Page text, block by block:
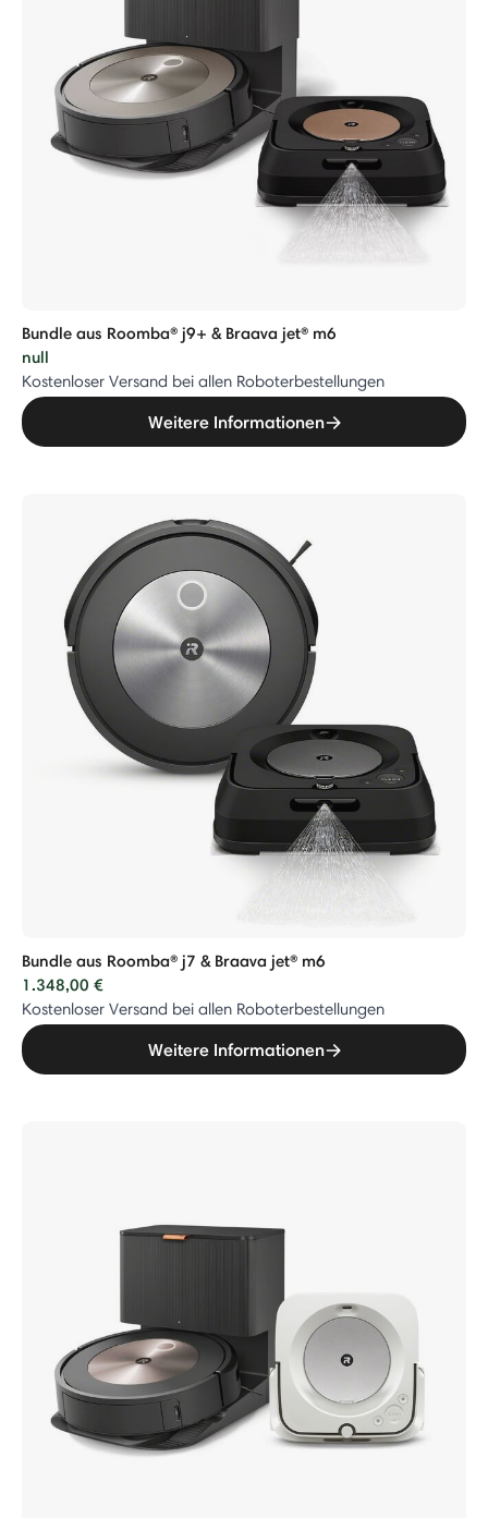
Bundle aus Roomba® j9+ & Braava jet® m6
null
Kostenloser Versand bei allen Roboterbestellungen
Weitere Informationen
Bundle aus Roomba® j7 & Braava jet® m6
1.348,00 €
Kostenloser Versand bei allen Roboterbestellungen
Weitere Informationen